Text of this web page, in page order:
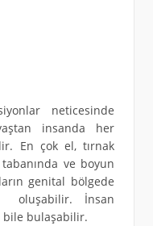
neticesinde
insanda her
En çok el, tırnak
ve boyun
genital bölgede
oluşabilir. İnsan
bile bulaşabilir.